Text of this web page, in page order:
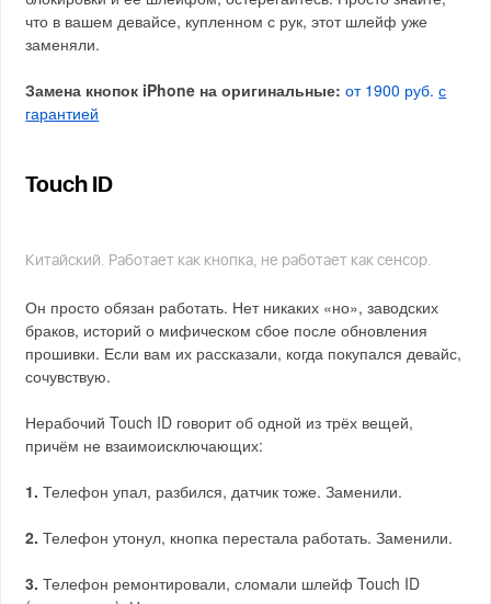
что в вашем девайсе, купленном с рук, этот шлейф уже
заменяли.
Замена кнопок iPhone на оригинальные: от 1900 руб.с
гарантией
Touch ID
Китайский. Работает как кнопка, не работает как сенсор.
Он просто обязан работать. Нет никаких «но», заводских
браков, историй о мифическом сбое после обновления
прошивки. Если вам их рассказали, когда покупался девайс,
сочувствую.
Нерабочий Touch ID говорит об одной из трёх вещей,
причём не взаимоисключающих:
1. Телефон упал, разбился, датчик тоже. Заменили.
2. Телефон утонул, кнопка перестала работать. Заменили.
3. Телефон ремонтировали, сломали шлейф Touch ID